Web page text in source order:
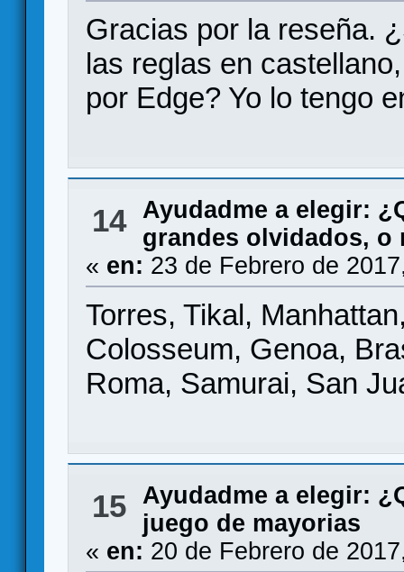
Gracias por la reseña.
las reglas en
por Edge? Yo lo tengo
14 Ayudadme a elegir:
grandes olvidados, o
« en: 23 de Febrero de
Torres, Tikal,
Colosseum, Genoa,
Roma, Samurai, San
15 Ayudadme a elegir:
juego de mayorias
« en: 20 de Febrero de